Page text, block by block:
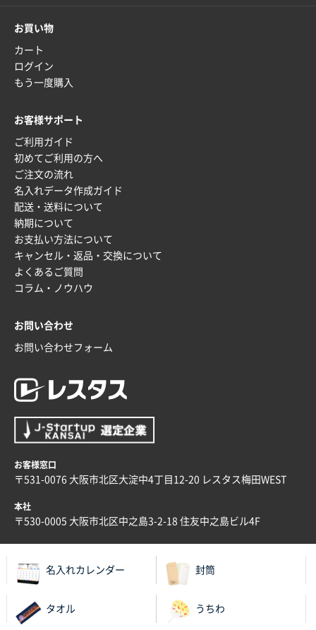
価格と納期が希望に合ったから
神奈川県S社様
ワンポイント箔押し紙袋 M横サイズ(A4対応)
2025年12月16日 10:39
富山県O社様
uni ジェットストリーム 07
2025年12月09日 14:04
安い、早い
埼玉県G社様
ラミネート紙袋 規格L4サイズ(B4対応)
2025年12月04日 17:34
兵庫県のお客様
ロゴが入れられること
大阪府E社様
ECOワンポイントポリ袋 A4サイズ（白）
他部署のスタッフからの指示
A4箔押し名入れクリアファイル300枚
2025年11月27日 10:45
以前発注しているので、データが残っている点が良か
ったので
栃木県M社様
お買い物
カート
ログイン
もう一度購入
お客様サポート
ご利用ガイド
初めてご利用の方へ
ご注文の流れ
名入れデータ作成ガイド
配送・送料について
納期について
お支払い方法について
キャンセル・返品・交換について
よくあるご質問
コラム・ノウハウ
お問い合わせ
お問い合わせフォーム
お客様窓口
〒531-0076 大阪市北区大淀中4丁目12-20 レスタス梅田WEST
本社
〒530-0005 大阪市北区中之島3-2-18 住友中之島ビル4F
名入れカレンダー 封筒
タオル うちわ